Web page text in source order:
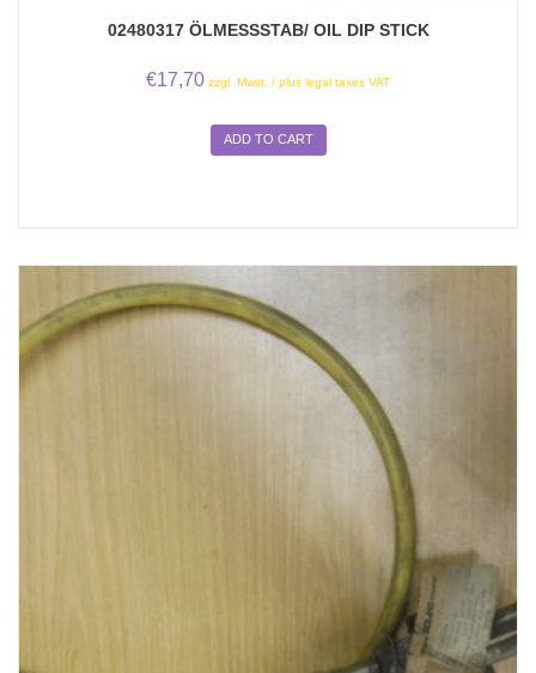
02480317 ÖLMESSSTAB/ OIL DIP STICK
€17,70 zzgl. Mwst. / plus legal taxes VAT
ADD TO CART